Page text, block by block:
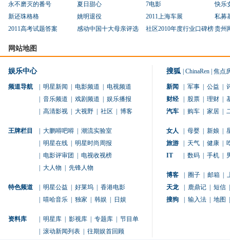
永不磨灭的番号 夏日甜心 7电影
快乐
新还珠格格
姚明退役 2011上海车展
私募
2011高考试题答案
感动中国十大母亲评选 社区2010年度行业口碑榜贵州
网站地图
娱乐中心
频道导航 明星新闻 电影频道
电视频道
音乐频道 戏剧频道
娱乐播报
高清影视 大视野 社区 博客
王牌栏目 大鹏嘚吧嘚
潮流实验室
明星在线
明星时尚周报
电影评审团
电视收视榜
大人物 先锋人物
特色频道 明星公益 好莱坞
香港电影
嘻哈音乐 独家 韩娱 日娱
资料库 明星库 影视库 专题库
节目单
滚动新闻列表 往期娱首回顾
搜狐 ChinaRen 焦点
新闻 军事 公益
财经
股票 理财
汽车
购车 家居
女人 母婴 新娘
旅游
天气 健康
IT
数码 手机
博客 圈子 邮箱
天龙
鹿鼎记 短信
搜狗
输入法 地图